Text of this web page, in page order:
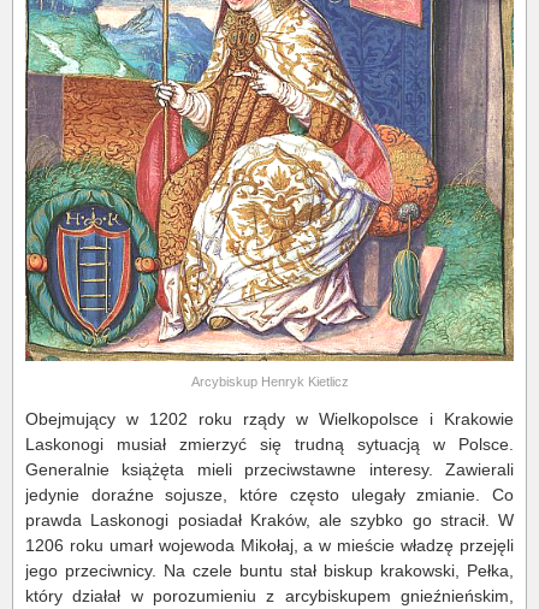
Arcybiskup Henryk Kietlicz
Obejmujący w 1202 roku rządy w Wielkopolsce i Krakowie
Laskonogi musiał zmierzyć się trudną sytuacją w Polsce.
Generalnie książęta mieli przeciwstawne interesy. Zawierali
jedynie doraźne sojusze, które często ulegały zmianie. Co
prawda Laskonogi posiadał Kraków, ale szybko go stracił. W
1206 roku umarł wojewoda Mikołaj, a w mieście władzę przejęli
jego przeciwnicy. Na czele buntu stał biskup krakowski, Pełka,
który działał w porozumieniu z arcybiskupem gnieźnieńskim,